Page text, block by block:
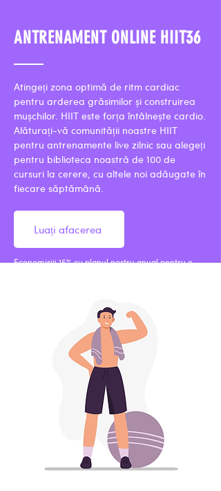
ANTRENAMENT ONLINE HIIT36
Atingeți zona optimă de ritm cardiac
pentru arderea grăsimilor și construirea
mușchilor. HIIT este forța întâlnește cardio.
Alăturați-vă comunității noastre HIIT
pentru antrenamente live zilnic sau alegeți
pentru biblioteca noastră de 100 de
cursuri la cerere, cu altele noi adăugate în
fiecare săptămână.
Luați afacerea
Economisiți 15% cu planul nostru anual pentru o